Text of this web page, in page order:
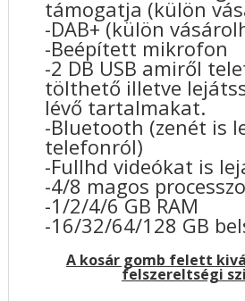
támogatja (külön
-DAB+ (külön
-Beépített mikrofon
-2 DB USB amiről
tölthető illetve
lévő tartalmakat.
-Bluetooth (zenét is
telefonról)
-Fullhd videókat is
-4/8 magos
-1/2/4/6 GB RAM
-16/32/64/128 GB
A kosár gomb felett
felszereltségi